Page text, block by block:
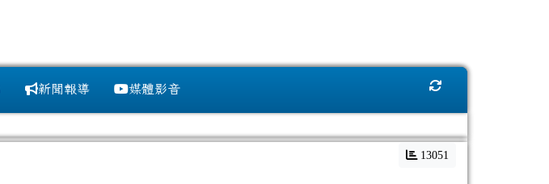
新聞報導 媒體影音 重新取得佈景設定
13051